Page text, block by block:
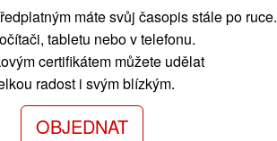
máte svůj časopis stále po ruce.
tabletu nebo v telefonu.
certifikátem můžete udělat
radost i svým blízkým.
OBJEDNAT